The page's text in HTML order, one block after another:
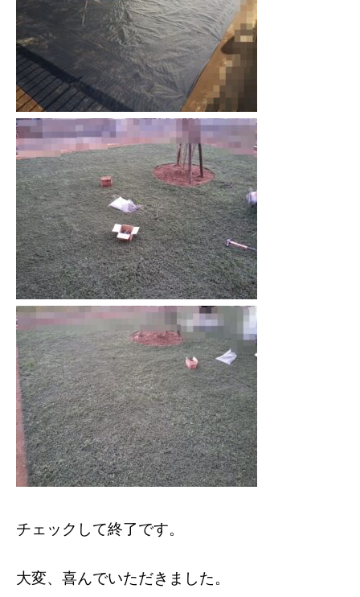
チェックして終了です。
大変、喜んでいただきました。